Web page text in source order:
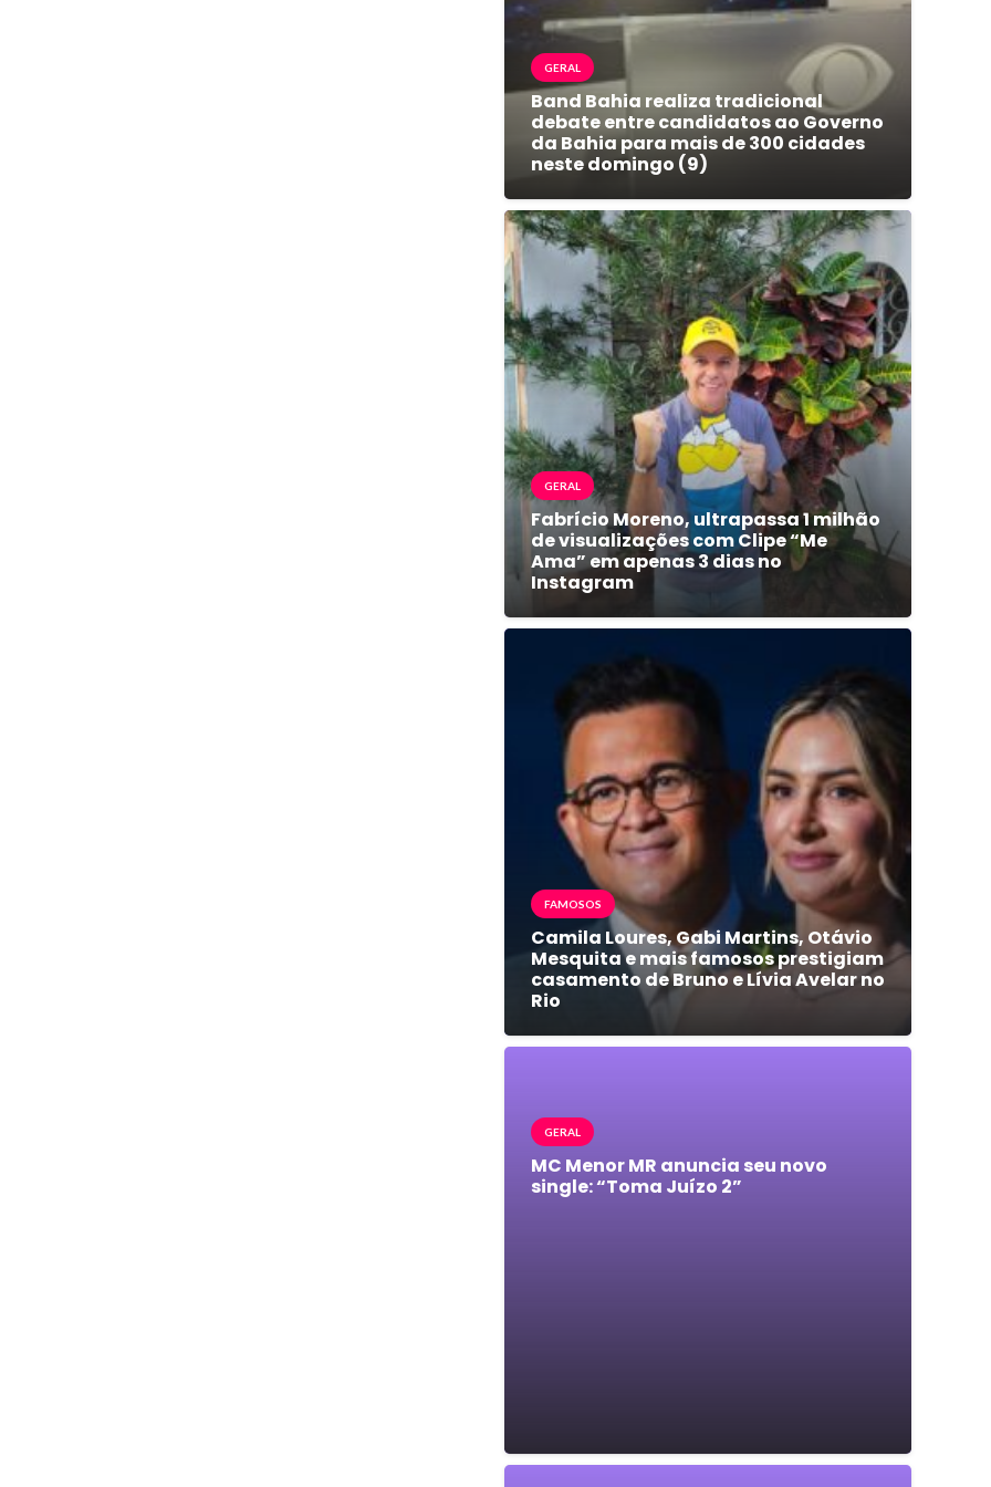
GERAL
Band Bahia realiza tradicional
debate entre candidatos ao Governo
da Bahia para mais de 300 cidades
neste domingo (9)
GERAL
Fabrício Moreno, ultrapassa 1 milhão
de visualizações com Clipe “Me
Ama” em apenas 3 dias no
Instagram
FAMOSOS
Camila Loures, Gabi Martins, Otávio
Mesquita e mais famosos prestigiam
casamento de Bruno e Lívia Avelar no
Rio
GERAL
MC Menor MR anuncia seu novo
single: “Toma Juízo 2”